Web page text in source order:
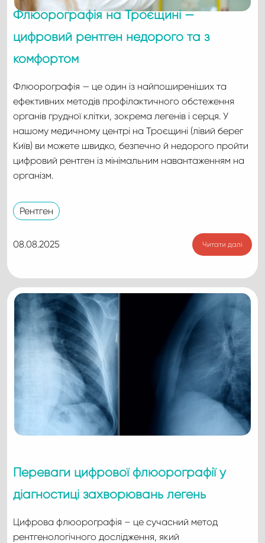
Флюорографія на Троєщині —
цифровий рентген недорого та з
комфортом
Флюорографія — це один із найпоширеніших та
ефективних методів профілактичного обстеження
органів грудної клітки, зокрема легенів і серця. У
нашому медичному центрі на Троєщині (лівий берег
Київ) ви можете швидко, безпечно й недорого пройти
цифровий рентген із мінімальним навантаженням на
організм.
Рентген
08.08.2025 Читати далі
Переваги цифрової флюорографії у
діагностиці захворювань легень
Цифрова флюорографія – це сучасний метод
рентгенологічного дослідження, який